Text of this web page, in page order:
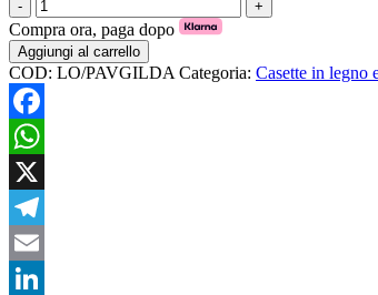
casetta
in
legno
Gilda
quantità
Compra ora, paga dopo
Aggiungi al carrello
COD: LO/PAVGILDA Categoria: Casette in legno
Facebook
WhatsApp
X
Telegram
Email